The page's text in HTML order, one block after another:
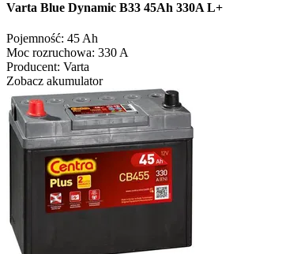
Varta Blue Dynamic B33 45Ah 330A L+
Pojemność: 45 Ah
Moc rozruchowa: 330 A
Producent: Varta
Zobacz akumulator